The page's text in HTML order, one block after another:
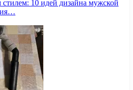
10 идей дизайна мужской